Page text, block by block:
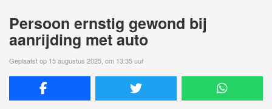
Persoon ernstig gewond bij
aanrijding met auto
Geplaatst op 15 augustus 2025, om 13:35 uur